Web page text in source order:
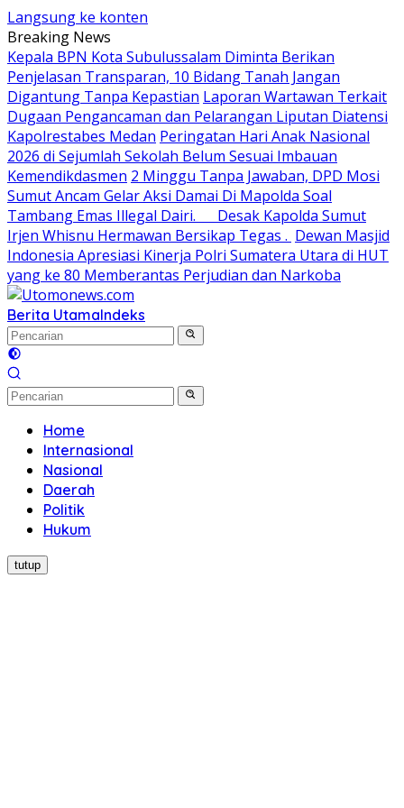
Langsung ke konten
Breaking News
Kepala BPN Kota Subulussalam Diminta Berikan
Penjelasan Transparan, 10 Bidang Tanah Jangan
Digantung Tanpa Kepastian Laporan Wartawan Terkait
Dugaan Pengancaman dan Pelarangan Liputan Diatensi
Kapolrestabes Medan Peringatan Hari Anak Nasional
2026 di Sejumlah Sekolah Belum Sesuai Imbauan
Kemendikdasmen 2 Minggu Tanpa Jawaban, DPD Mosi
Sumut Ancam Gelar Aksi Damai Di Mapolda Soal
Tambang Emas Illegal Dairi. Desak Kapolda Sumut
Irjen Whisnu Hermawan Bersikap Tegas . Dewan Masjid
Indonesia Apresiasi Kinerja Polri Sumatera Utara di HUT
yang ke 80 Memberantas Perjudian dan Narkoba
Berita UtamaIndeks
Home
Internasional
Nasional
Daerah
Politik
Hukum
tutup